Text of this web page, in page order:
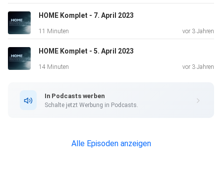
HOME Komplet - 7. April 2023
11 Minuten vor 3 Jahren
HOME Komplet - 5. April 2023
14 Minuten vor 3 Jahren
In Podcasts werben
Schalte jetzt Werbung in Podcasts.
Alle Episoden anzeigen